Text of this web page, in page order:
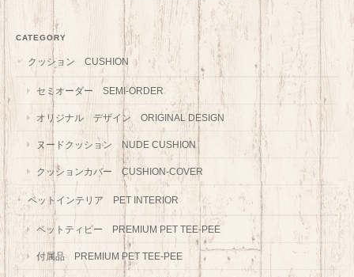
CATEGORY
クッション CUSHION
セミオーダー SEMI-ORDER
オリジナル デザイン ORIGINAL DESIGN
ヌードクッション NUDE CUSHION
クッションカバー CUSHION-COVER
ペットインテリア PET INTERIOR
ペットティピー PREMIUM PET TEE-PEE
付属品 PREMIUM PET TEE-PEE